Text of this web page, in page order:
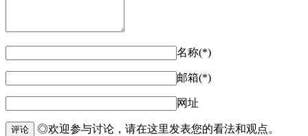
名称(*)
邮箱(*)
网址
评论 ◎欢迎参与讨论，请在这里发表您的看法和观点。